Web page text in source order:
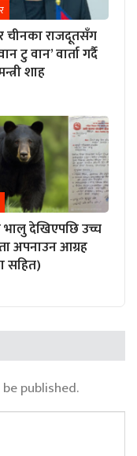
चीनका राजदूतसँग
टु वान’ वार्ता गर्दै
शाह
देखिएपछि उच्च
अपनाउन आग्रह
सहित)
published.